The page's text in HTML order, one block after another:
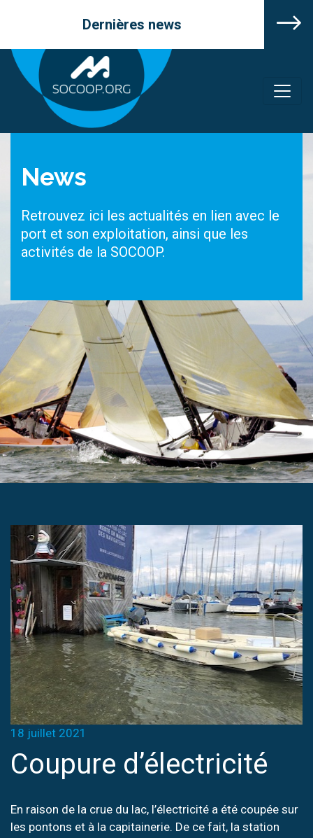
Dernières news
News
Retrouvez ici les actualités en lien avec le
port et son exploitation, ainsi que les
activités de la SOCOOP.
18 juillet 2021
Coupure d’électricité
En raison de la crue du lac, l’électricité a été coupée sur
les pontons et à la capitainerie. De ce fait, la station